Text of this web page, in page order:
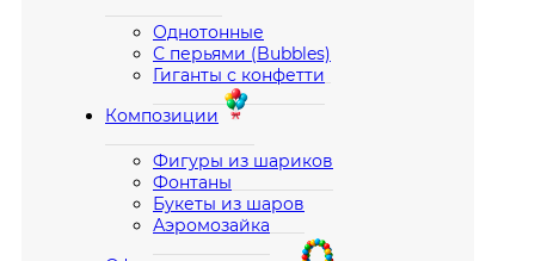
Однотонные
С перьями (Bubbles)
Гиганты с конфетти
Композиции
Фигуры из шариков
Фонтаны
Букеты из шаров
Аэромозайка